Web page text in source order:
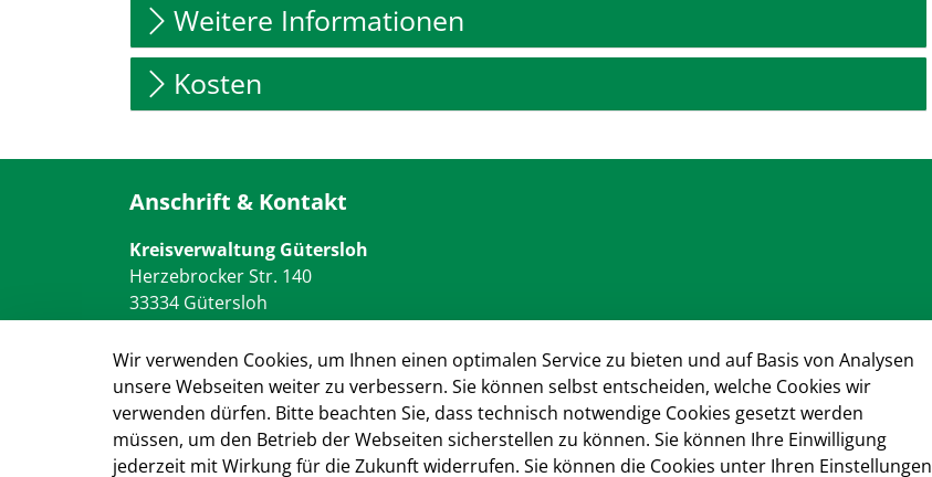
Weitere Informationen
Kosten
Anschrift & Kontakt
Kreisverwaltung Gütersloh
Herzebrocker Str. 140
33334 Gütersloh
Mail:kreisverwaltung@kreis-guetersloh.de
Web:www.kreis-guetersloh.de
Wir verwenden Cookies, um Ihnen einen optimalen Service zu bieten und auf Basis von Analysen
unsere Webseiten weiter zu verbessern. Sie können selbst entscheiden, welche Cookies wir
verwenden dürfen. Bitte beachten Sie, dass technisch notwendige Cookies gesetzt werden
müssen, um den Betrieb der Webseiten sicherstellen zu können. Sie können Ihre Einwilligung
jederzeit mit Wirkung für die Zukunft widerrufen. Sie können die Cookies unter Ihren Einstellungen